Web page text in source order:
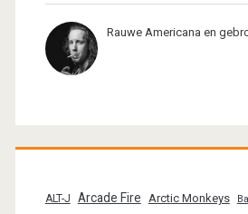
Rauwe Americana en
ALT-J Arcade Fire Arctic Monkeys